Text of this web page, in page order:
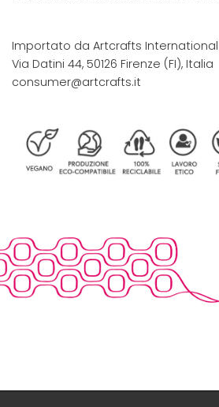
Importato da Artcrafts International
Via Datini 44, 50126 Firenze (FI), Italia
consumer@artcrafts.it